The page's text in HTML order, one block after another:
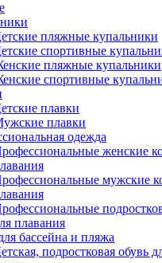
пляжные купальники
спортивные
пляжные купальники
спортивные
плавки
плавки
одежда
женские
мужские
плавания
бассейна и пляжа
подростковая обувь